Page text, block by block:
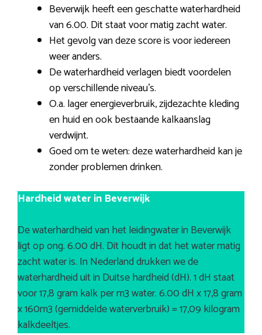
Beverwijk heeft een geschatte waterhardheid
van 6.00. Dit staat voor matig zacht water.
Het gevolg van deze score is voor iedereen
weer anders.
De waterhardheid verlagen biedt voordelen
op verschillende niveau’s.
O.a. lager energieverbruik, zijdezachte kleding
en huid en ook bestaande kalkaanslag
verdwijnt.
Goed om te weten: deze waterhardheid kan je
zonder problemen drinken.
Hardheid water in Beverwijk
De waterhardheid van het leidingwater in Beverwijk
ligt op ong. 6.00 dH. Dit houdt in dat het water matig
zacht water is. In Nederland drukken we de
waterhardheid uit in Duitse hardheid (dH). 1 dH staat
voor 17,8 gram kalk per m3 water. 6.00 dH x 17,8 gram
x 160m3 (gemiddelde waterverbruik) = 17,09 kilogram
kalkdeeltjes.